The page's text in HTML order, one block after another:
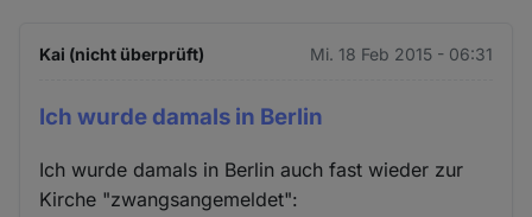
Kai (nicht überprüft) Mi. 18 Feb 2015 - 06:31
Ich wurde damals in Berlin
Ich wurde damals in Berlin auch fast wieder zur
Kirche "zwangsangemeldet":